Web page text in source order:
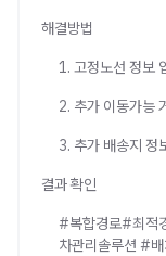
해결방법
1. 고정노선 정보
2. 추가 이동가능
3. 추가 배송지 정
결과 확인
#복합경로#최적
차관리솔루션 #